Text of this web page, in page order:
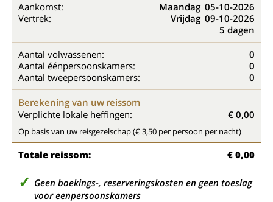
Aankomst: Maandag 05-10-2026
Vertrek:
Vrijdag 09-10-2026
5 dagen
Aantal volwassenen:
0
Aantal éénpersoonskamers:
0
Aantal tweepersoonskamers:
0
Berekening van uw reissom
Verplichte lokale heffingen:
€ 0,00
Op basis van uw reisgezelschap (€ 3,50 per persoon per nacht)
Totale reissom: € 0,00
Geen boekings-, reserveringskosten en geen toeslag
voor eenpersoonskamers